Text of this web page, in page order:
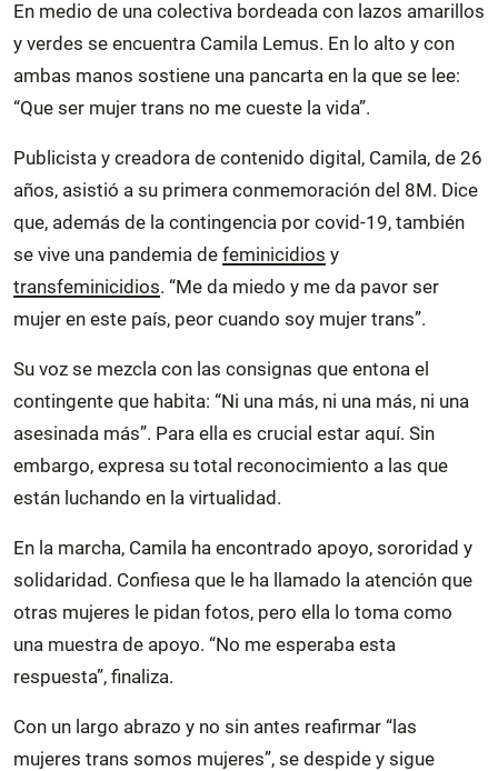
En medio de una colectiva bordeada con lazos amarillos
y verdes se encuentra Camila Lemus. En lo alto y con
ambas manos sostiene una pancarta en la que se lee:
“Que ser mujer trans no me cueste la vida”.
Publicista y creadora de contenido digital, Camila, de 26
años, asistió a su primera conmemoración del 8M. Dice
que, además de la contingencia por covid-19, también
se vive una pandemia de feminicidios y
transfeminicidios. “Me da miedo y me da pavor ser
mujer en este país, peor cuando soy mujer trans”.
Su voz se mezcla con las consignas que entona el
contingente que habita: “Ni una más, ni una más, ni una
asesinada más”. Para ella es crucial estar aquí. Sin
embargo, expresa su total reconocimiento a las que
están luchando en la virtualidad.
En la marcha, Camila ha encontrado apoyo, sororidad y
solidaridad. Confiesa que le ha llamado la atención que
otras mujeres le pidan fotos, pero ella lo toma como
una muestra de apoyo. “No me esperaba esta
respuesta”, finaliza.
Con un largo abrazo y no sin antes reafirmar “las
mujeres trans somos mujeres”, se despide y sigue